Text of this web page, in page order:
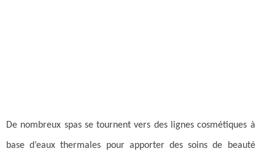
De nombreux spas se tournent vers des lignes cosmétiques à
base d’eaux thermales pour apporter des soins de beauté